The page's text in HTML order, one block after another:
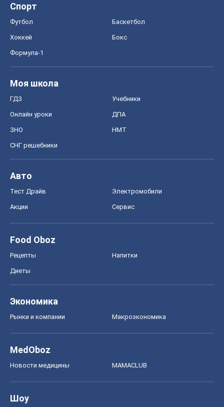
Спорт
Футбол Баскетбол
Хоккей Бокс
Формула-1
Моя школа
ГДЗ Учебники
Онлайн уроки ДПА
ЗНО НМТ
СНГ решебники
Авто
Тест Драйв Электромобили
Акции Сервис
Food Oboz
Рецепты Напитки
Диеты
Экономика
Рынки и компании Mакроэкономика
MedOboz
Новости медицины MAMACLUB
Шоу